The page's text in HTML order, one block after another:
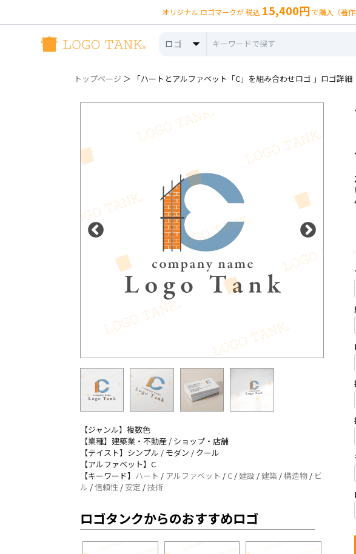
オリジナル ロゴマークが 税込 15,400円 で購入（著作
ロゴ
トップページ ＞ 「ハートとアルファベット「C」を組み合わせロゴ 」ロゴ詳細
【ジャンル】複数色
【業種】建築業・不動産 / ショップ・店舗
【テイスト】シンプル / モダン / クール
【アルファベット】C
【キーワード】 ハート / アルファベット / C /建設 /建築 /構造物 / ビ
ル /信頼性 / 安定 /技術
ロゴタンクからのおすすめロゴ